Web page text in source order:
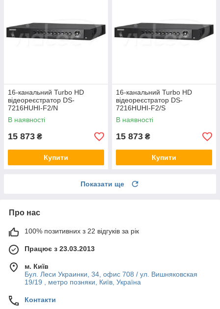
16-канальний Turbo HD
відеореєстратор DS-
7216HUHI-F2/N
В наявності
15 873 ₴
Купити
16-канальний Turbo HD
відеореєстратор DS-
7216HUHI-F2/S
В наявності
15 873 ₴
Купити
Показати ще
Про нас
100% позитивних з 22 відгуків за рік
Працює з 23.03.2013
м. Київ
Бул. Леси Украинки, 34, офис 708 / ул. Вишняковская
19/19 , метро позняки, Київ, Україна
Контакти